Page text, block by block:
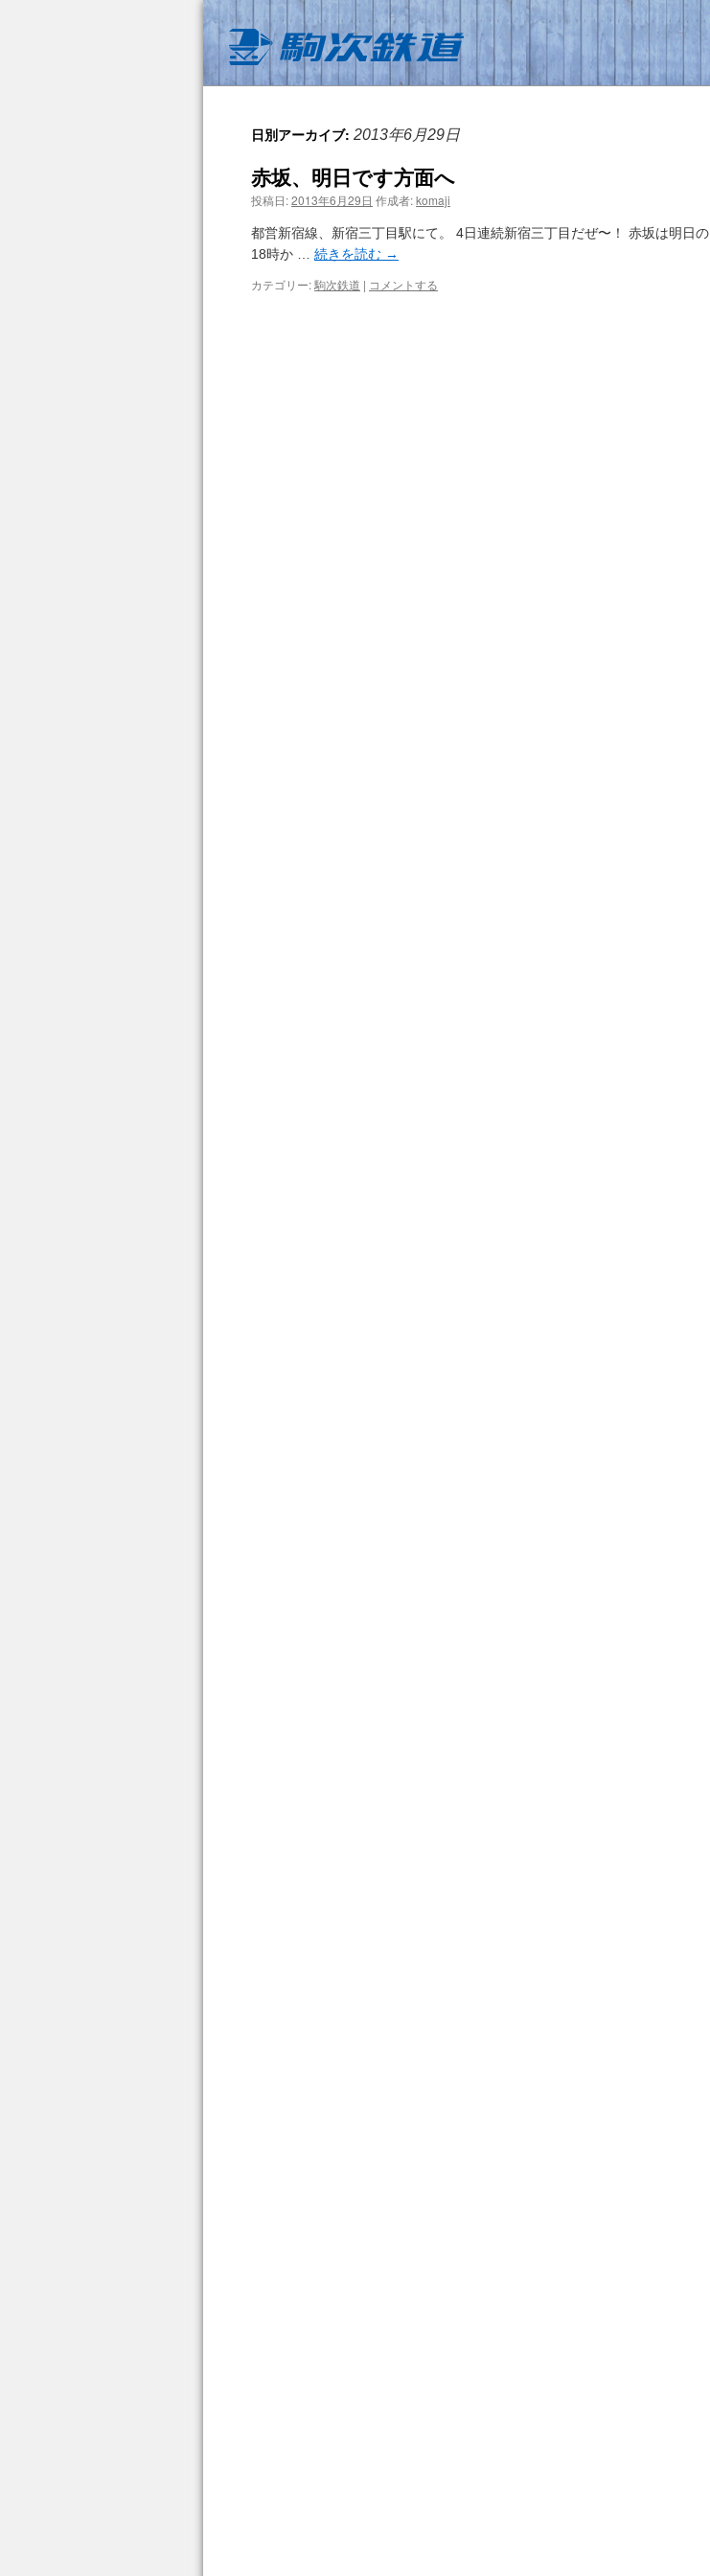
日別アーカイブ: 2013年6月29日
赤坂、明日です方面へ
投稿日:2013年6月29日 作成者:komaji
都営新宿線、新宿三丁目駅にて。 4日連続新宿三丁目だぜ〜！ 赤坂は明日の
18時か … 続きを読む →
カテゴリー:駒次鉄道 | コメントする